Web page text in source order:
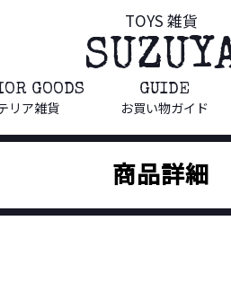
TOYS 雑貨
GOODS
リア雑貨
GUIDE
お買い物ガイド
商品詳細